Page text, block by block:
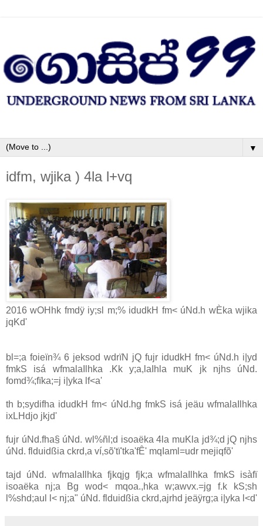
▼
idfm, wjika ) 4la l+vq
2016 wOHhk fmdÿ iy;sl m;% idudkH fm< úNd.h wÈka wjika
jqKd'
bl=;a foieïn¾ 6 jeksod wdrïN jQ fujr idudkH fm< úNd.h i|yd
fmkS isá wfmalaIlhka .Kk y;a,laIhla muK jk njhs úNd.
fomd¾;fïka;=j i|yka lf<a'
th b;sydifha idudkH fm< úNd.hg fmkS isá jeäu wfmalaIlhka
ixLHdjo jkjd'
fujr úNd.fha§ úNd. wl%ñl;d isoaëka 4la muKla jd¾;d jQ njhs
úNd. flduidßia ckrd,a ví,sõ'tï'tka'fÊ' mqIaml=udr mejiqfõ'
tajd úNd. wfmalaIlhka fjkqjg fjk;a wfmalaIlhka fmkS isàfï
isoaëka nj;a Bg wod< mqoa.,hka w;awvx.=jg f.k kS;sh
l%shd;aul l< nj;a" úNd. flduidßia ckrd,ajrhd jeäÿrg;a i|yka l<d'